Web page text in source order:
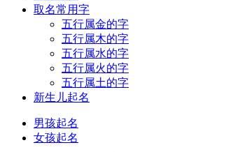
取名常用字
五行属金的字
五行属木的字
五行属水的字
五行属火的字
五行属土的字
新生儿起名
男孩起名
女孩起名